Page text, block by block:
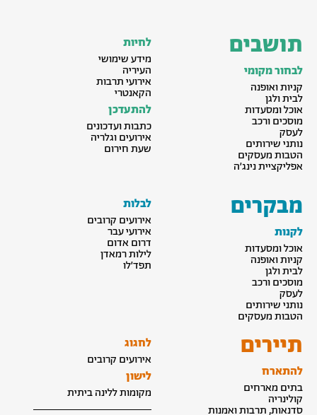
תושבים
לבחור מקומי
קניות ואופנה
לבית ולגן
אוכל ומסעדות
מוסכים ורכב
לעסק
נותני שירותים
הטבות מעסקים
אפליקציית נינג׳ה
לחיות
מידע שימושי
העיריה
אירועי תרבות
הקאנטרי
להתעדכן
כתבות ועדכונים
אירועים וגלריה
שעת חירום
מבקרים
לקנות
אוכל ומסעדות
קניות ואופנה
לבית ולגן
מוסכים ורכב
לעסק
נותני שירותים
הטבות מעסקים
לבלות
אירועים קרובים
אירועי עבר
דרום אדום
לילות רמאדן
תפד׳לו
תיירים
להתארח
בתים מארחים
קולינריה
סדנאות, תרבות ואמנות
לחגוג
אירועים קרובים
לישון
מקומות ללינה ביתית